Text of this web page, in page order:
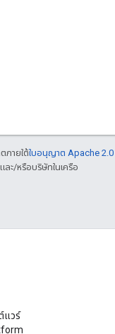
ภายใต้ใบอนุญาต Apache 2.0
ละ/หรือบริษัทในเครือ
แวร์